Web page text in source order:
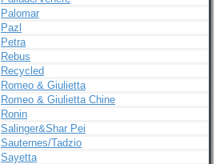
Palomar
Pazl
Petra
Rebus
Recycled
Romeo & Giulietta
Romeo & Giulietta Chine
Ronin
Salinger&Shar Pei
Sauternes/Tadzio
Sayetta